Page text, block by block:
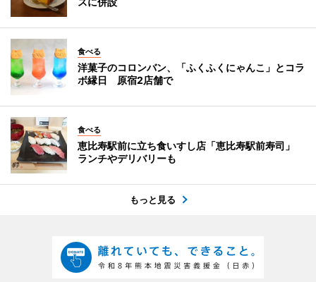
食べる
洋菓子のコロンバン、「ふくふくにゃんこ」とコラ
ボ縁日 原宿2店舗で
食べる
恵比寿駅前に立ち食いすし店「恵比寿駅前寿司」
ランチやデリバリーも
もっと見る